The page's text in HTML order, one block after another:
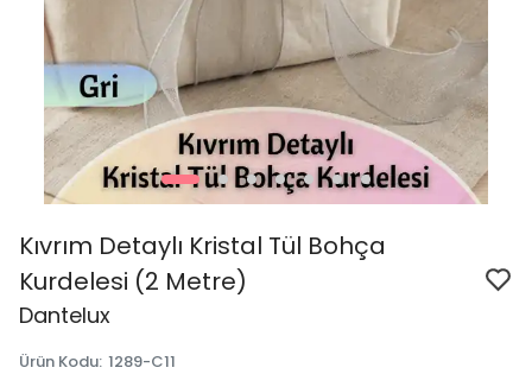
Kıvrım Detaylı Kristal Tül Bohça
Kurdelesi (2 Metre)
Dantelux
Ürün Kodu: 1289-C11